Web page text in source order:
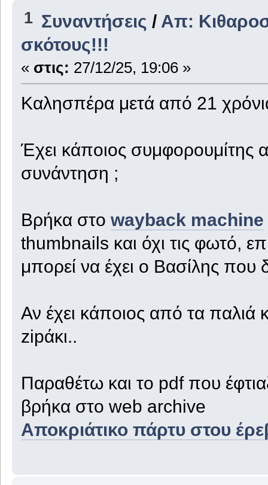
1 Συναντήσεις / Απ:
σκότους!!!
« στις: 27/12/25, 19:06 »
Καλησπέρα μετά από 21
Έχει κάποιος συμφορουμίτης
συνάντηση ;
Βρήκα στο wayback machine
thumbnails και όχι τις φωτό,
μπορεί να έχει ο Βασίλης που
Αν έχει κάποιος από τα παλιά
zipάκι..
Παραθέτω και το pdf που
βρήκα στο web archive
Αποκριάτικο πάρτυ στου